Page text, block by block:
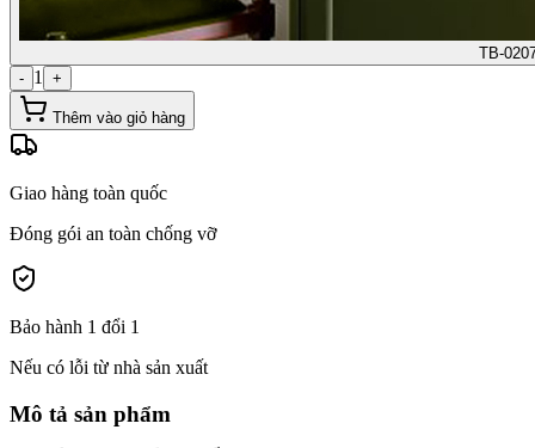
TB-
- 1 +
Thêm vào giỏ hàng
Giao hàng toàn quốc
Đóng gói an toàn chống vỡ
Bảo hành 1 đổi 1
Nếu có lỗi từ nhà sản xuất
Mô tả sản phẩm